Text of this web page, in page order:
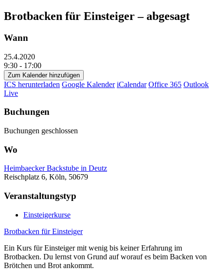
Brotbacken für Einsteiger – abgesagt
Wann
25.4.2020
9:30 - 17:00
Zum Kalender hinzufügen
ICS herunterladen Google Kalender iCalendar Office 365 Outlook
Live
Buchungen
Buchungen geschlossen
Wo
Heimbaecker Backstube in Deutz
Reischplatz 6, Köln, 50679
Veranstaltungstyp
Einsteigerkurse
Brotbacken für Einsteiger
Ein Kurs für Einsteiger mit wenig bis keiner Erfahrung im
Brotbacken. Du lernst von Grund auf worauf es beim Backen von
Brötchen und Brot ankommt.